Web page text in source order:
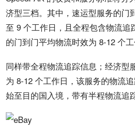
济型三档。其中，速运型服务的门
至 9 个工作日，且全程包含物流追
的门到门平均物流时效为 8-12 个工
同样带全程物流追踪信息；经济型
为 8-12 个工作日，该服务的物流
始至目的国入境，带有半程物流追